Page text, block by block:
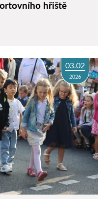
hřiště
03.02
2026